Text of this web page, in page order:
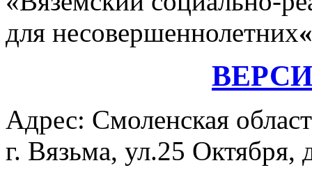
для несовершеннолетних
Адрес: Смоленская
г. Вязьма, ул.25 Октября,